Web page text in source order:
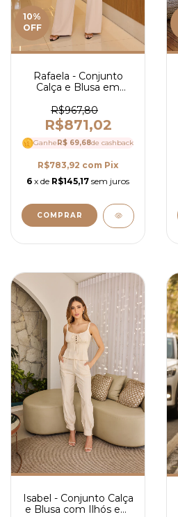
10%
OFF
Rafaela - Conjunto
Calça e Blusa em
Ref 4112
R$967,80
R$871,02
GanheR$ 69,68de cashback
R$783,92 com Pix
6 x de R$145,17 sem juros
COMPRAR
Isabel - Conjunto Calça
e Blusa com Ilhós em